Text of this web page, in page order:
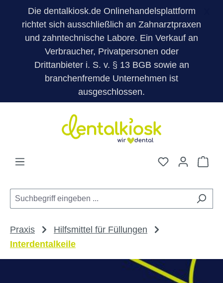
Die dentalkiosk.de Onlinehandelsplattform
richtet sich ausschließlich an Zahnarztpraxen
und zahntechnische Labore. Ein Verkauf an
Verbraucher, Privatpersonen oder
Drittanbieter i. S. v. § 13 BGB sowie an
branchenfremde Unternehmen ist
ausgeschlossen.
Zum Hauptinhalt springen
Du hast 0
Praxis
Hilfsmittel für Füllungen
Interdentalkeile